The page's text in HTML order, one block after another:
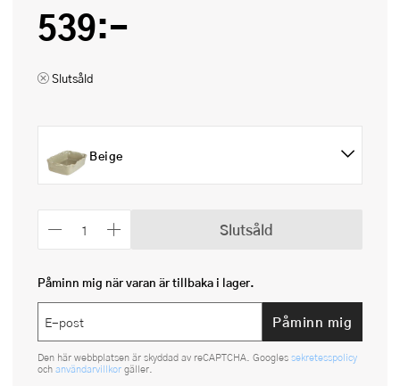
539:-
Slutsåld
Beige
Slutsåld
Påminn mig när varan är tillbaka i lager.
Påminn mig
Den här webbplatsen är skyddad av reCAPTCHA. Googles sekretesspolicy
och användarvillkor gäller.